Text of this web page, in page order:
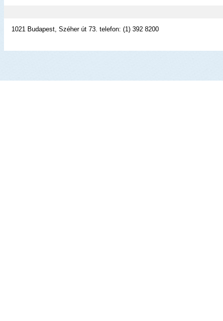
1021 Budapest, Széher út 73. telefon: (1) 392 8200